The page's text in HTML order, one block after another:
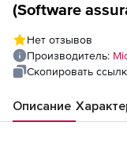
(Software
Single Language
Нет отзывов
Производитель:
Скопировать
Описание